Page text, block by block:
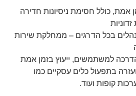
כולל חסימת ניסיונות חדירה
בכל הדרגים – ממחלקת שירות
למשתמשים, ייעוץ בזמן אמת
בתפעול כלים עסקיים כמו